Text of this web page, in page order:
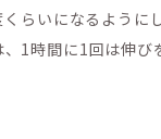
らいになるように
1時間に1回は伸び